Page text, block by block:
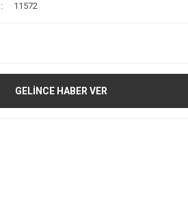
11572
GELİNCE HABER VER